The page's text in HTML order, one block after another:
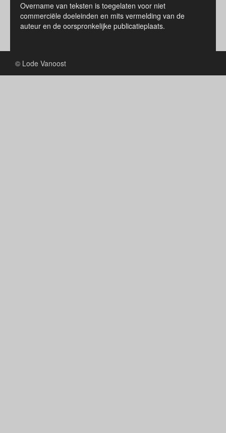
Overname van teksten is toegelaten voor niet
commerciële doeleinden en mits vermelding van de
auteur en de oorspronkelijke publicatieplaats.
© Lode Vanoost